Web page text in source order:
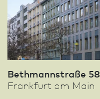
Bethmannstraße 58
Frank­furt am Main